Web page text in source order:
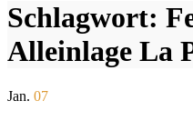
Schlagwort:
Alleinlage La
Jan. 07